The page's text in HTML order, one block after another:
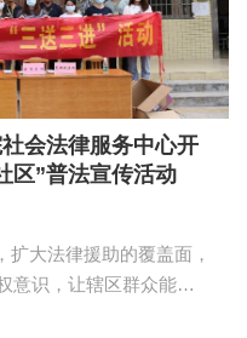
会法律服务中心开
区”普法宣传活动
大法律援助的覆盖面，
意识，让辖区群众能享